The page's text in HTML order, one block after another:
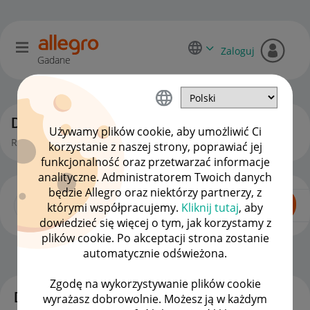
Używamy plików cookie, aby umożliwić Ci
korzystanie z naszej strony, poprawiać jej
funkcjonalność oraz przetwarzać informacje
analityczne. Administratorem Twoich danych
będzie Allegro oraz niektórzy partnerzy, z
którymi współpracujemy. Kliknij tutaj, aby
dowiedzieć się więcej o tym, jak korzystamy z
plików cookie. Po akceptacji strona zostanie
automatycznie odświeżona.
Zgodę na wykorzystywanie plików cookie
wyrażasz dobrowolnie. Możesz ją w każdym
Gadane
Zaloguj
Dyskusje kupujących
Rozmowy, pytania i pomysły kupujących na Allegro.
Dla Kupujących
Dyskusje